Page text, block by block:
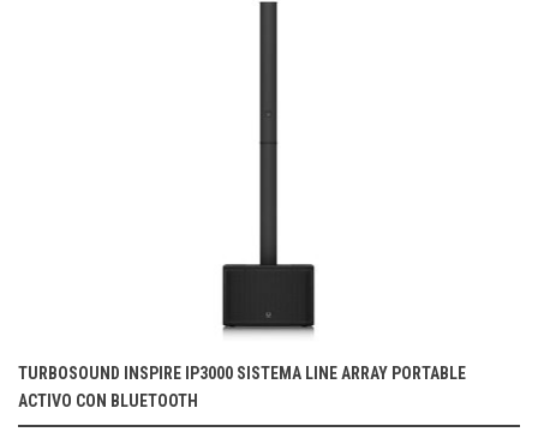
TURBOSOUND INSPIRE IP3000 SISTEMA LINE ARRAY PORTABLE
ACTIVO CON BLUETOOTH